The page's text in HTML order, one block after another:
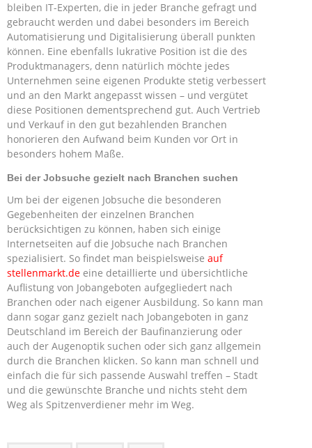
bleiben IT-Experten, die in jeder Branche gefragt und
gebraucht werden und dabei besonders im Bereich
Automatisierung und Digitalisierung überall punkten
können. Eine ebenfalls lukrative Position ist die des
Produktmanagers, denn natürlich möchte jedes
Unternehmen seine eigenen Produkte stetig verbessert
und an den Markt angepasst wissen – und vergütet
diese Positionen dementsprechend gut. Auch Vertrieb
und Verkauf in den gut bezahlenden Branchen
honorieren den Aufwand beim Kunden vor Ort in
besonders hohem Maße.
Bei der Jobsuche gezielt nach Branchen suchen
Um bei der eigenen Jobsuche die besonderen
Gegebenheiten der einzelnen Branchen
berücksichtigen zu können, haben sich einige
Internetseiten auf die Jobsuche nach Branchen
spezialisiert. So findet man beispielsweise auf
stellenmarkt.de eine detaillierte und übersichtliche
Auflistung von Jobangeboten aufgegliedert nach
Branchen oder nach eigener Ausbildung. So kann man
dann sogar ganz gezielt nach Jobangeboten in ganz
Deutschland im Bereich der Baufinanzierung oder
auch der Augenoptik suchen oder sich ganz allgemein
durch die Branchen klicken. So kann man schnell und
einfach die für sich passende Auswahl treffen – Stadt
und die gewünschte Branche und nichts steht dem
Weg als Spitzenverdiener mehr im Weg.